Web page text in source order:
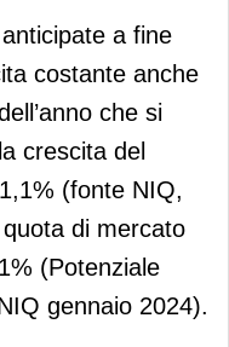
a fine
costante anche
che si
crescita del
(fonte NIQ,
di mercato
(Potenziale
gennaio 2024).